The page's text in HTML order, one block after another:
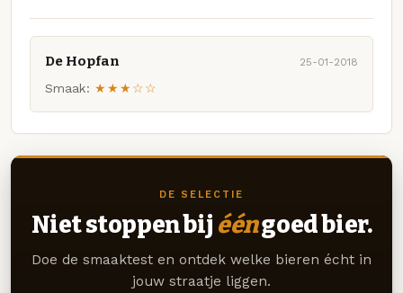
De Hopfan 25-01-2018
Smaak: ★★★☆☆
DE SELECTIE
Niet stoppen bij ééngoed bier.
Doe de smaaktest en ontdek welke bieren écht in
jouw straatje liggen.